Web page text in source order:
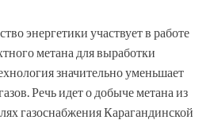
энергетики участвует в работе
метана для выработки
значительно уменьшает
Речь идет о добыче метана из
газоснабжения Карагандинской